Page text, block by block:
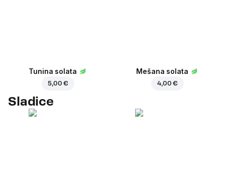
Tunina solata
5,00 €
Mešana solata
4,00 €
Sladice